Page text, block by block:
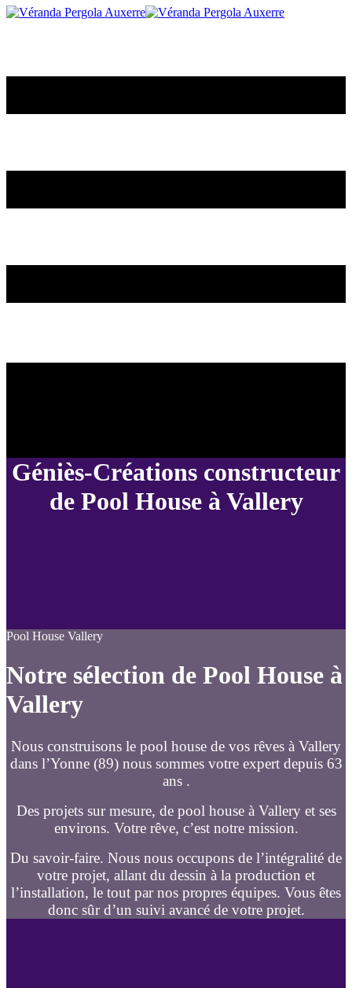
Géniès-Créations constructeur
de Pool House à Vallery
Pool House Vallery
Notre sélection de Pool House à
Vallery
Nous construisons le pool house de vos rêves à Vallery
dans l’Yonne (89) nous sommes votre expert depuis 63
ans .
Des projets sur mesure, de pool house à Vallery et ses
environs. Votre rêve, c’est notre mission.
Du savoir-faire. Nous nous occupons de l’intégralité de
votre projet, allant du dessin à la production et
l’installation, le tout par nos propres équipes. Vous êtes
donc sûr d’un suivi avancé de votre projet.